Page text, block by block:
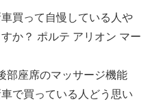
買って自慢している人や
か？ ポルテ アリオン マー
部座席のマッサージ機能
で買っている人どう思い